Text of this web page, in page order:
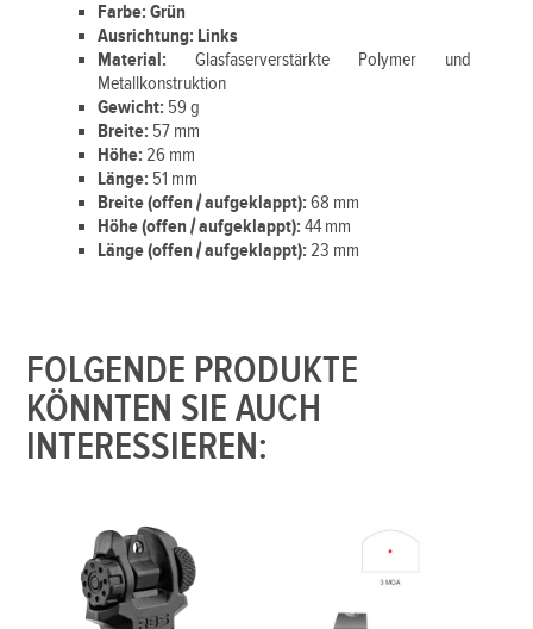
Farbe: Grün
Ausrichtung: Links
Material:Glasfaserverstärkte Polymer und
Metallkonstruktion
Gewicht: 59 g
Breite: 57 mm
Höhe: 26 mm
Länge: 51 mm
Breite (offen / aufgeklappt): 68 mm
Höhe (offen / aufgeklappt): 44 mm
Länge (offen / aufgeklappt):23 mm
FOLGENDE PRODUKTE
KÖNNTEN SIE AUCH
INTERESSIEREN: